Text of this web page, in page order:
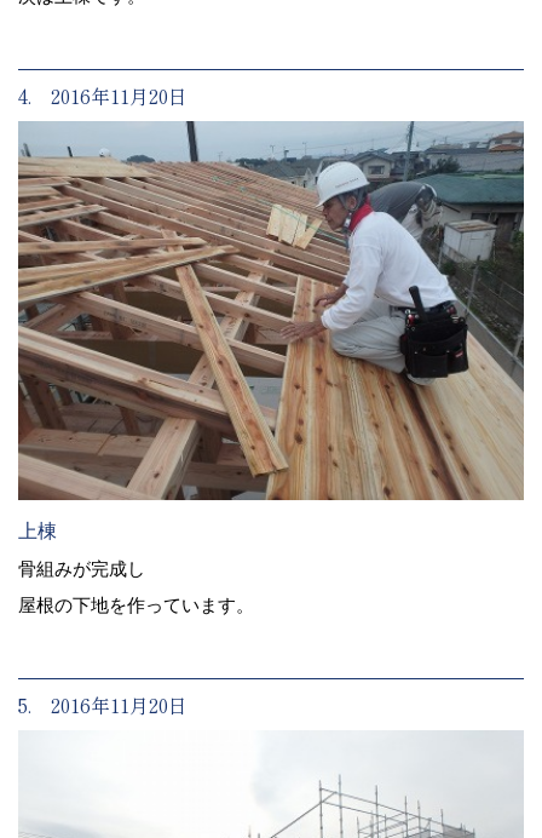
4. 2016年11月20日
上棟
骨組みが完成し
屋根の下地を作っています。
5. 2016年11月20日